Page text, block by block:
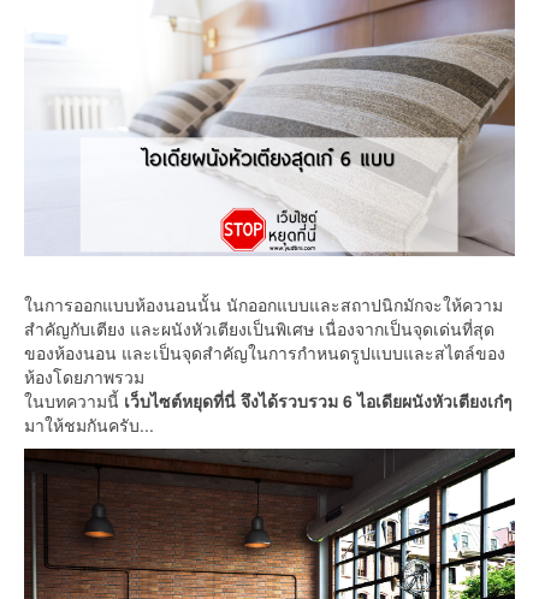
ในการออกแบบห้องนอนนั้น นักออกแบบและสถาปนิกมักจะให้ความ
สำคัญกับเตียง และผนังหัวเตียงเป็นพิเศษ เนื่องจากเป็นจุดเด่นที่สุด
ของห้องนอน และเป็นจุดสำคัญในการกำหนดรูปแบบและสไตล์ของ
ห้องโดยภาพรวม
ในบทความนี้ เว็บไซต์หยุดที่นี่ จึงได้รวบรวม 6 ไอเดียผนังหัวเตียงเก๋ๆ
มาให้ชมกันครับ...